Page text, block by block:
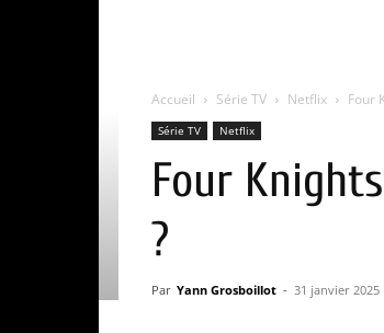
Accueil Série TV Netflix Four
Série TV Netflix
Four
?
Par Yann Grosboillot - 31 janvier 2025